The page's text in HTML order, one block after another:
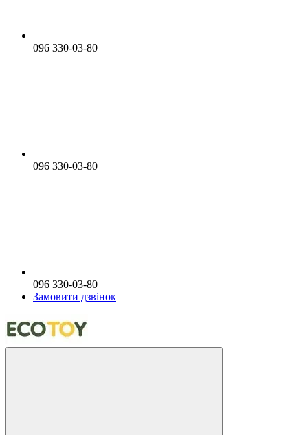
096 330-03-80
096 330-03-80
096 330-03-80
Замовити дзвінок